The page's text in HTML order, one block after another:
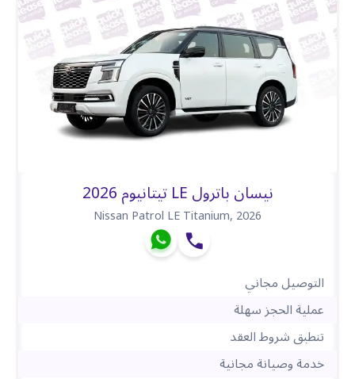
نيسان باترول LE تيتانيوم 2026
Nissan Patrol LE Titanium,2026
التوصيل مجاني
عملية الحجز سهلة
تنطبق شروط العقد
خدمة وصيانة مجانية